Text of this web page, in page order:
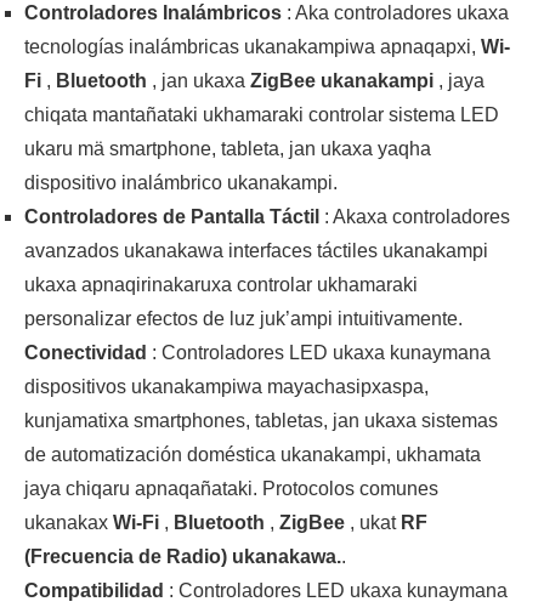
Controladores Inalámbricos : Aka controladores ukaxa
tecnologías inalámbricas ukanakampiwa apnaqapxi, Wi-
Fi , Bluetooth , jan ukaxa ZigBee ukanakampi , jaya
chiqata mantañataki ukhamaraki controlar sistema LED
ukaru mä smartphone, tableta, jan ukaxa yaqha
dispositivo inalámbrico ukanakampi.
Controladores de Pantalla Táctil : Akaxa controladores
avanzados ukanakawa interfaces táctiles ukanakampi
ukaxa apnaqirinakaruxa controlar ukhamaraki
personalizar efectos de luz juk’ampi intuitivamente.
Conectividad : Controladores LED ukaxa kunaymana
dispositivos ukanakampiwa mayachasipxaspa,
kunjamatixa smartphones, tabletas, jan ukaxa sistemas
de automatización doméstica ukanakampi, ukhamata
jaya chiqaru apnaqañataki. Protocolos comunes
ukanakax Wi-Fi , Bluetooth , ZigBee , ukat RF
(Frecuencia de Radio) ukanakawa..
Compatibilidad : Controladores LED ukaxa kunaymana